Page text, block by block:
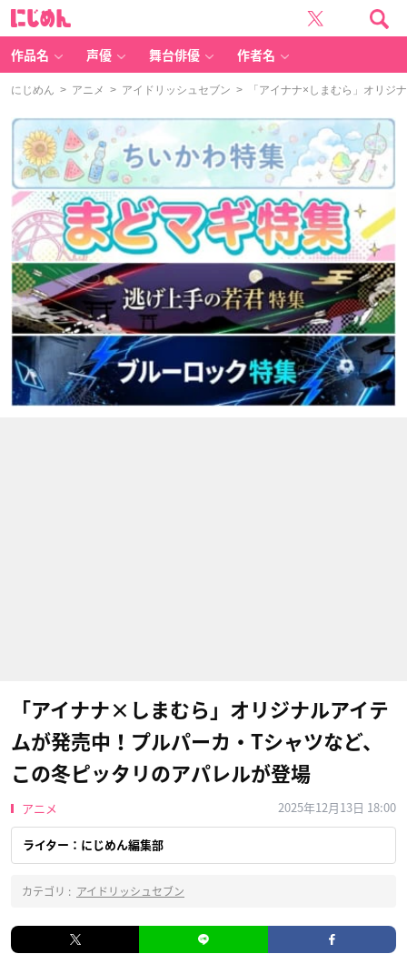
作品名 声優 舞台俳優 作者名
にじめん > アニメ > アイドリッシュセブン > 「アイナナ×しまむら」オリジ
「アイナナ×しまむら」オリジナルアイテ
ムが発売中！プルパーカ・Tシャツなど、
この冬ピッタリのアパレルが登場
アニメ 2025年12月13日 18:00
ライター：にじめん編集部
カテゴリ : アイドリッシュセブン